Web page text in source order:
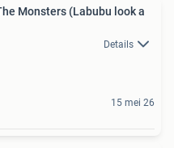
Monsters (Labubu look a
Details
15 mei 26